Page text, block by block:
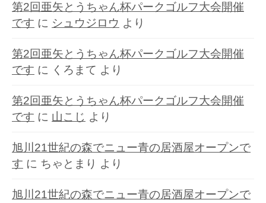
第2回亜矢とうちゃん杯パークゴルフ大会開催
です に シュウジロウ より
第2回亜矢とうちゃん杯パークゴルフ大会開催
です に くろまて より
第2回亜矢とうちゃん杯パークゴルフ大会開催
です に 山こじ より
旭川21世紀の森でニュー青の居酒屋オープンで
す に ちゃとまり より
旭川21世紀の森でニュー青の居酒屋オープンで